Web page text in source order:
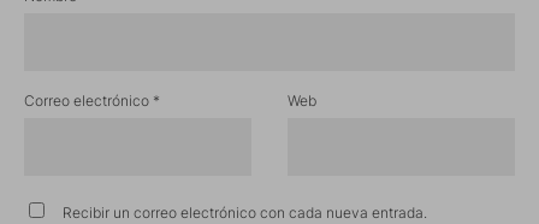
Correo electrónico * Web
Recibir un correo electrónico con cada nueva entrada.